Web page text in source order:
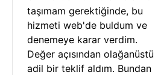
taşımam gerektiğinde, bu
hizmeti web'de buldum ve
denemeye karar verdim.
Değer açısından olağanüstü
adil bir teklif aldım. Bundan